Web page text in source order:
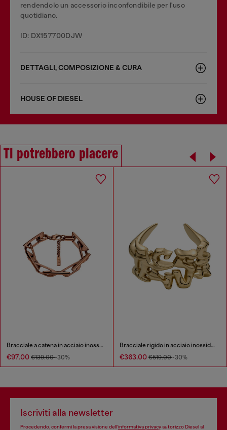
rendendolo un accessorio inconfondibile per l'uso
quotidiano.
ID: DX157700DJW
DETTAGLI, COMPOSIZIONE & CURA
HOUSE OF DIESEL
Ti potrebbero piacere
Bracciale a catena in acciaio inossidabile
€97.00 €139.00-30%
Bracciale rigido in acciaio inossidabile
€363.00 €519.00-30%
Iscriviti alla newsletter
Procedendo, confermi la presa visione dell’informativa privacyautorizzo Diesel al